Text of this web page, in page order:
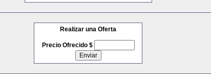
Realizar una Oferta
Precio Ofrecido $